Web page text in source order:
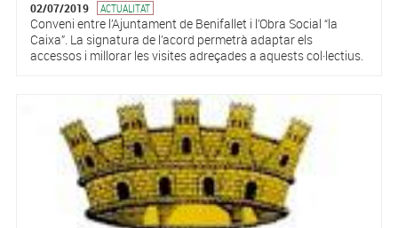
02/07/2019 ACTUALITAT
Conveni entre l’Ajuntament de Benifallet i l’Obra Social “la
Caixa”. La signatura de l’acord permetrà adaptar els
accessos i millorar les visites adreçades a aquests col·lectius.